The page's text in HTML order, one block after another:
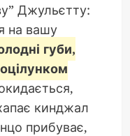
Джульєтту:
на вашу
губи,
кинджал
прибуває,